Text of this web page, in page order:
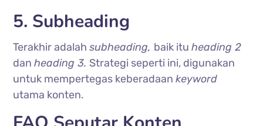
5. Subheading
Terakhir adalahsubheading, baik ituheading 2
danheading 3. Strategi seperti ini, digunakan
untuk mempertegas keberadaankeyword
utama konten.